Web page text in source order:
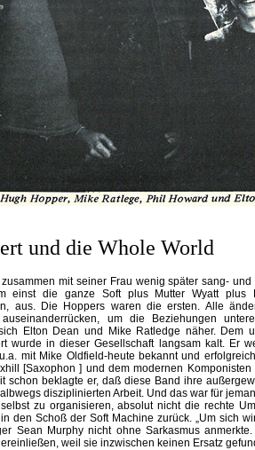
und die Whole World
mit seiner Frau wenig später sang-
einst die ganze Soft plus Mutter Wyatt plus
aus. Die Hoppers waren die ersten. Alle
um die Beziehungen
Elton Dean und Mike Ratledge näher. Dem
wurde in dieser Gesellschaft langsam kalt. Er
mit Mike Oldfield-heute bekannt und
[Saxophon ] und dem modernen Komponisten
schon beklagte er, daß diese Band ihre
disziplinierten Arbeit. Und das war für
zu organisieren, absolut nicht die rechte
den Schoß der Soft Machine zurück. „Um sich
Sean Murphy nicht ohne Sarkasmus
weil sie inzwischen keinen Ersatz